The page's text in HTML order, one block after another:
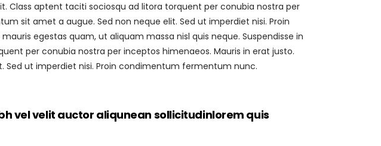
Class aptent taciti sociosqu ad litora torquent per conubia nostra per
sit amet a augue. Sed non neque elit. Sed ut imperdiet nisi. Proin
egestas quam, ut aliquam massa nisl quis neque. Suspendisse in
per conubia nostra per inceptos himenaeos. Mauris in erat justo.
Sed ut imperdiet nisi. Proin condimentum fermentum nunc.
vel velit auctor aliqunean sollicitudinlorem quis